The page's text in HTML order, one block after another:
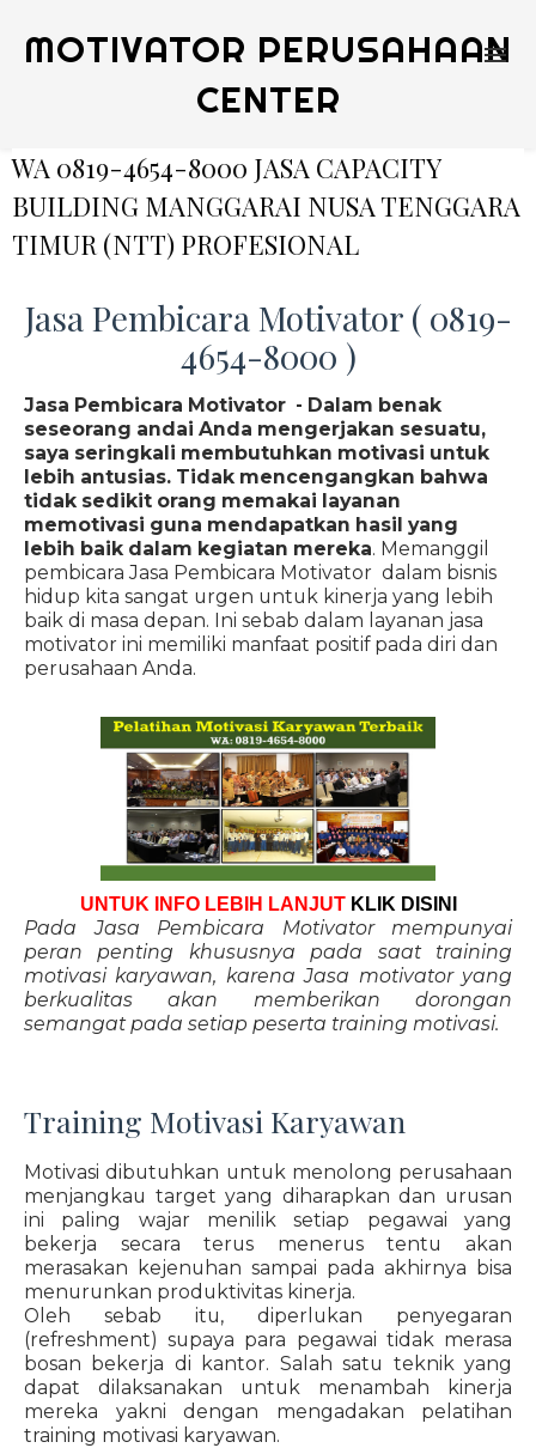
MOTIVATOR PERUSAHAAN
CENTER
WA 0819-4654-8000 JASA CAPACITY
BUILDING MANGGARAI NUSA TENGGARA
TIMUR (NTT) PROFESIONAL
Jasa Pembicara Motivator ( 0819-
4654-8000 )
Jasa Pembicara Motivator - Dalam benak
seseorang andai Anda mengerjakan sesuatu,
saya seringkali membutuhkan motivasi untuk
lebih antusias. Tidak mencengangkan bahwa
tidak sedikit orang memakai layanan
memotivasi guna mendapatkan hasil yang
lebih baik dalam kegiatan mereka. Memanggil
pembicara Jasa Pembicara Motivator dalam bisnis
hidup kita sangat urgen untuk kinerja yang lebih
baik di masa depan. Ini sebab dalam layanan jasa
motivator ini memiliki manfaat positif pada diri dan
perusahaan Anda.
UNTUK INFO LEBIH LANJUT KLIK DISINI
Pada Jasa Pembicara Motivator mempunyai
peran penting khususnya pada saat training
motivasi karyawan, karena Jasa motivator yang
berkualitas akan memberikan dorongan
semangat pada setiap peserta training motivasi.
Training Motivasi Karyawan
Motivasi dibutuhkan untuk menolong perusahaan
menjangkau target yang diharapkan dan urusan
ini paling wajar menilik setiap pegawai yang
bekerja secara terus menerus tentu akan
merasakan kejenuhan sampai pada akhirnya bisa
menurunkan produktivitas kinerja.
Oleh sebab itu, diperlukan penyegaran
(refreshment) supaya para pegawai tidak merasa
bosan bekerja di kantor. Salah satu teknik yang
dapat dilaksanakan untuk menambah kinerja
mereka yakni dengan mengadakan pelatihan
training motivasi karyawan.